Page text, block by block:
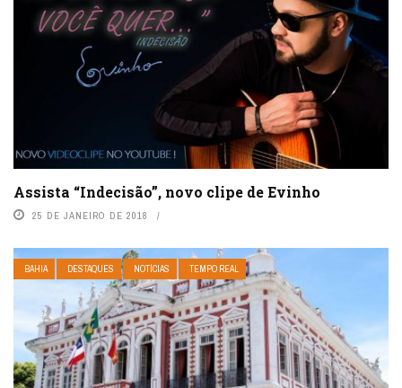
Assista “Indecisão”, novo clipe de Evinho
25 DE JANEIRO DE 2018
BAHIA DESTAQUES NOTÍCIAS TEMPO REAL